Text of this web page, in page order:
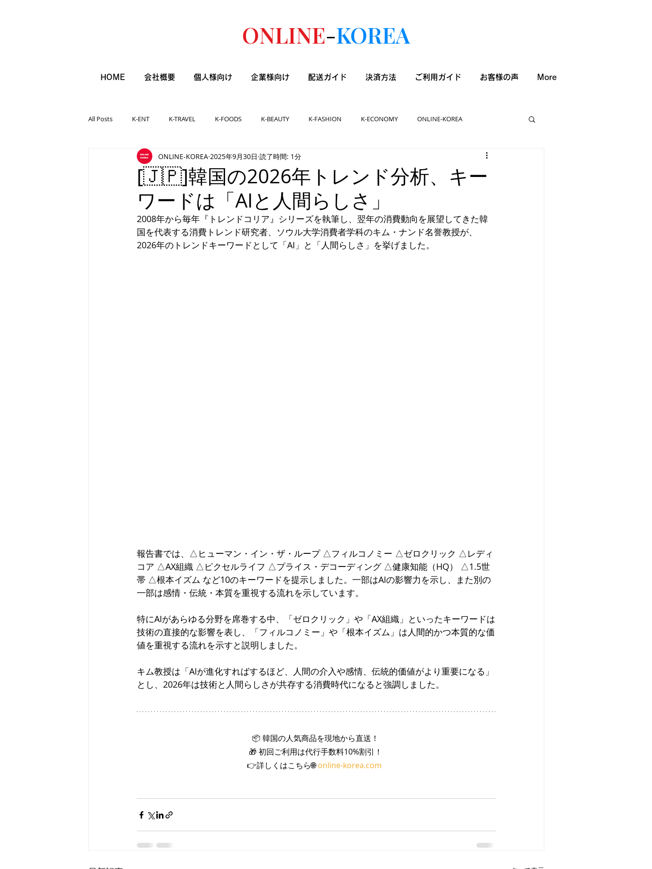
ONLINE-KOREA
HOME 会社概要 個人様向け 企業様向け 配送ガイド 決済方法 ご利用ガイド お客様の声 More
All Posts K-ENT K-TRAVEL K-FOODS K-BEAUTY K-FASHION K-ECONOMY ONLINE-KOREA
[🇯🇵]韓国の2026年トレンド分析、キー
ワードは「AIと人間らしさ」
ONLINE-KOREA 2025年9月30日 読了時間: 1分
2008年から毎年『トレンドコリア』シリーズを執筆し、翌年の消費動向を展望してきた韓
国を代表する消費トレンド研究者、ソウル大学消費者学科のキム・ナンド名誉教授が、
2026年のトレンドキーワードとして「AI」と「人間らしさ」を挙げました。
報告書では、△ヒューマン・イン・ザ・ループ △フィルコノミー △ゼロクリック △レディ
コア △AX組織 △ピクセルライフ △プライス・デコーディング △健康知能（HQ） △1.5世
帯 △根本イズム など10のキーワードを提示しました。一部はAIの影響力を示し、また別の
一部は感情・伝統・本質を重視する流れを示しています。
特にAIがあらゆる分野を席巻する中、「ゼロクリック」や「AX組織」といったキーワードは
技術の直接的な影響を表し、「フィルコノミー」や「根本イズム」は人間的かつ本質的な価
値を重視する流れを示すと説明しました。
キム教授は「AIが進化すればするほど、人間の介入や感情、伝統的価値がより重要になる」
とし、2026年は技術と人間らしさが共存する消費時代になると強調しました。
📦 韓国の人気商品を現地から直送！
🎁 初回ご利用は代行手数料10%割引！
👉詳しくはこちら🌐 online-korea.com